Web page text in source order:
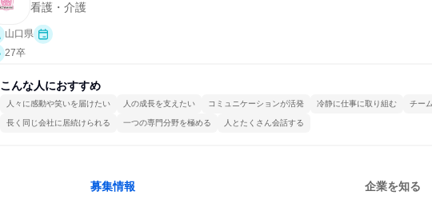
看護・介護
山口県
27卒
こんな人におすすめ
人々に感動や笑いを届けたい 人の成長を支えたい コミュニケーションが活発 冷静に仕事に取り組む チー
長く同じ会社に居続けられる 一つの専門分野を極める 人とたくさん会話する
募集情報 企業を知る